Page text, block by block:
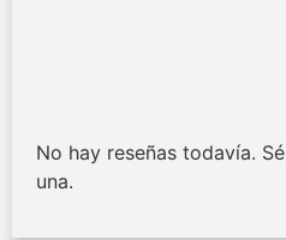
No hay reseñas todavía.
una.